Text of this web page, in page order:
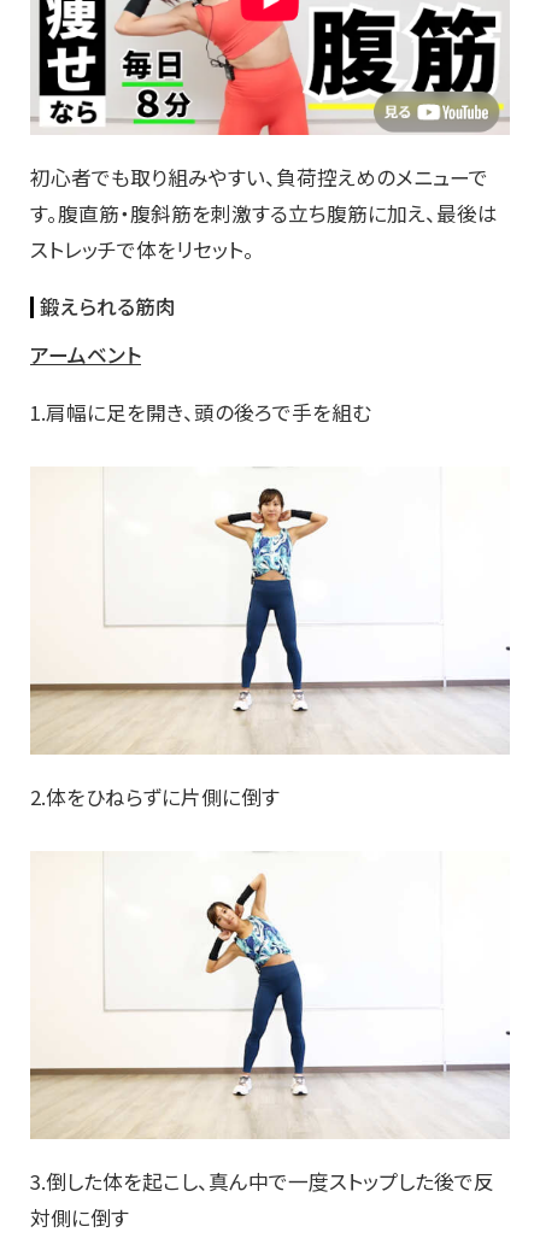
初心者でも取り組みやすい、負荷控えめのメニューで
す。腹直筋・腹斜筋を刺激する立ち腹筋に加え、最後は
ストレッチで体をリセット。
鍛えられる筋肉
アームベント
1.肩幅に足を開き、頭の後ろで手を組む
2.体をひねらずに片側に倒す
3.倒した体を起こし、真ん中で一度ストップした後で反
対側に倒す